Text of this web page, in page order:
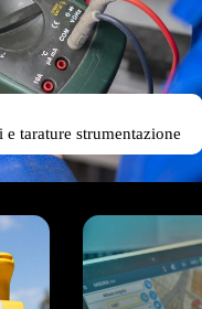
tarature strumentazione